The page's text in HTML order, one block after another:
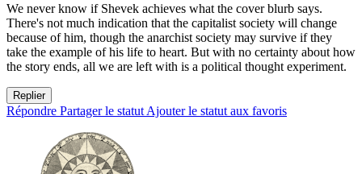
We never know if Shevek achieves what the cover blurb says.
There's not much indication that the capitalist society will change
because of him, though the anarchist society may survive if they
take the example of his life to heart. But with no certainty about how
the story ends, all we are left with is a political thought experiment.
Replier
Répondre Partager le statut Ajouter le statut aux favoris